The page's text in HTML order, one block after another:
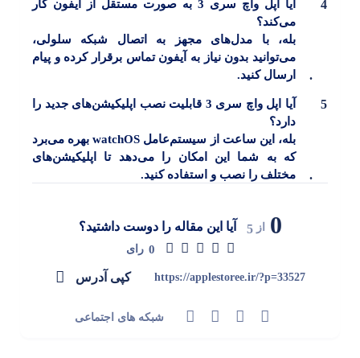
آیا اپل واچ سری 3 به صورت مستقل از آیفون کار
می‌کند؟
بله، با مدل‌های مجهز به اتصال شبکه سلولی،
می‌توانید بدون نیاز به آیفون تماس برقرار کرده و پیام
ارسال کنید.
آیا اپل واچ سری 3 قابلیت نصب اپلیکیشن‌های جدید را
دارد؟
بله، این ساعت از سیستم‌عامل watchOS بهره می‌برد
که به شما این امکان را می‌دهد تا اپلیکیشن‌های
مختلف را نصب و استفاده کنید.
0 از 5 آیا این مقاله را دوست داشتید؟
0 رای
https://applestoree.ir/?p=33527 کپی آدرس
شبکه های اجتماعی